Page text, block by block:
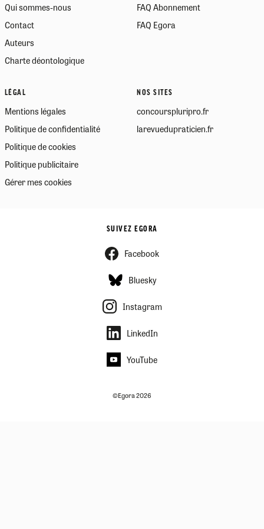
Qui sommes-nous
Contact
Auteurs
Charte déontologique
FAQ Abonnement
FAQ Egora
LÉGAL
Mentions légales
Politique de confidentialité
Politique de cookies
Politique publicitaire
Gérer mes cookies
NOS SITES
concourspluripro.fr
larevuedupraticien.fr
SUIVEZ EGORA
Facebook
Bluesky
Instagram
LinkedIn
YouTube
©Egora 2026